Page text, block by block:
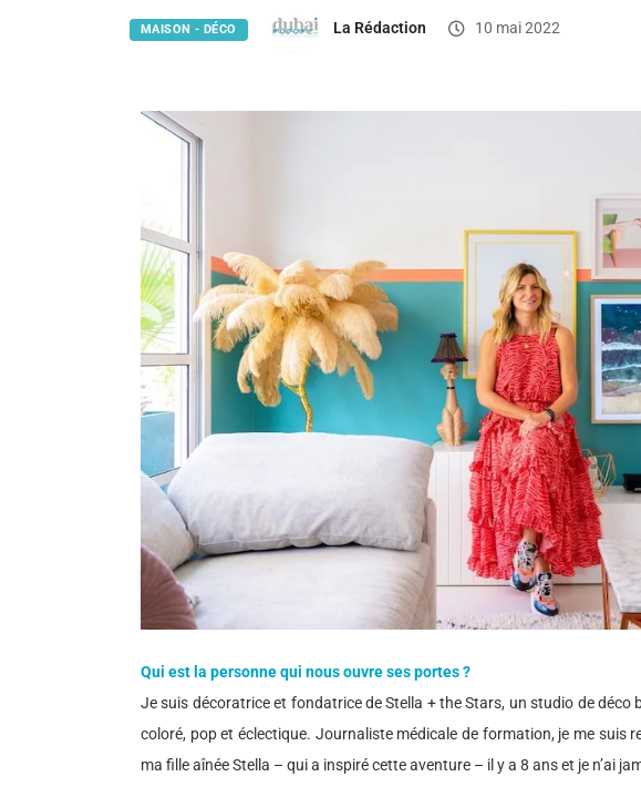
MAISON - DÉCO La Rédaction 10 mai 2022
Qui est la personne qui nous ouvre ses portes ?
Je suis décoratrice et fondatrice de Stella + the Stars, un studio de déco
coloré, pop et éclectique. Journaliste médicale de formation, je me suis
ma fille aînée Stella – qui a inspiré cette aventure – il y a 8 ans et je n’ai